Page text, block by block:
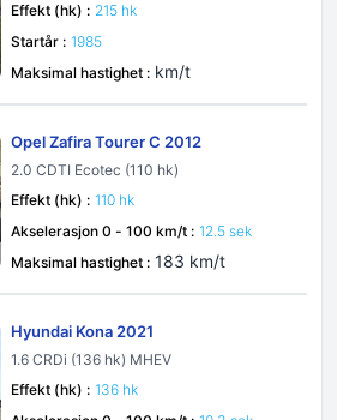
Effekt (hk) : 215 hk
Startår : 1985
Maksimal hastighet : km/t
Opel Zafira Tourer C 2012
2.0 CDTI Ecotec (110 hk)
Effekt (hk) : 110 hk
Akselerasjon 0 - 100 km/t : 12.5 sek
Maksimal hastighet : 183 km/t
Hyundai Kona 2021
1.6 CRDi (136 hk) MHEV
Effekt (hk) : 136 hk